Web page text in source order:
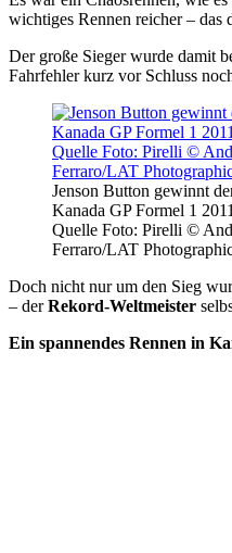
wichtiges Rennen reicher –
Der große Sieger wurde damit
Fahrfehler kurz vor Schluss
Jenson Button gewinnt
Kanada GP Formel 1 2011
Quelle Foto: Pirelli ©
Ferraro/LAT
Doch nicht nur um den Sieg
– derRekord-Weltmeister
Ein spannendes Rennen in